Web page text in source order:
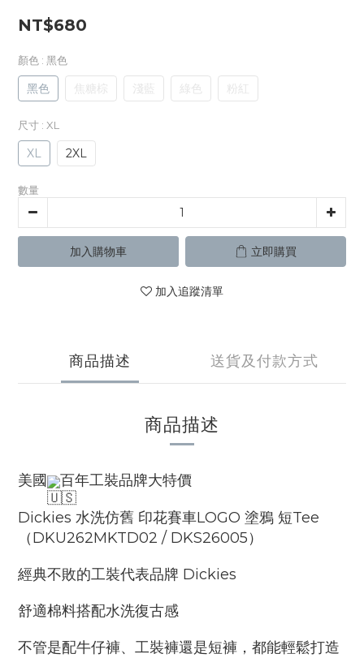
NT$680
顏色 : 黑色
黑色 焦糖棕 淺藍 綠色 粉紅
尺寸 : XL
XL 2XL
數量
加入購物車 立即購買
加入追蹤清單
商品描述 送貨及付款方式
商品描述
美國 百年工裝品牌大特價
Dickies 水洗仿舊 印花賽車LOGO 塗鴉 短Tee
（DKU262MKTD02 / DKS26005）
經典不敗的工裝代表品牌 Dickies
舒適棉料搭配水洗復古感
不管是配牛仔褲、工裝褲還是短褲，都能輕鬆打造